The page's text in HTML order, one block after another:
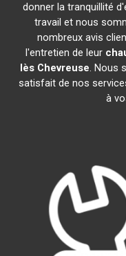
donner la tranquillité
travail et nous
nombreux avis
l'entretien de leur
lès Chevreuse. Nous
satisfait de nos
à